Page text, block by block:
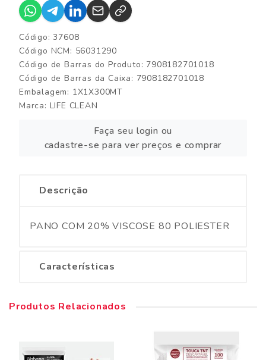
Código: 37608
Código NCM: 56031290
Código de Barras do Produto: 7908182701018
Código de Barras da Caixa: 7908182701018
Embalagem: 1X1X300MT
Marca: LIFE CLEAN
Faça seu login ou
cadastre-se para ver preços e comprar
Descrição
PANO COM 20% VISCOSE 80 POLIESTER
Características
Produtos Relacionados